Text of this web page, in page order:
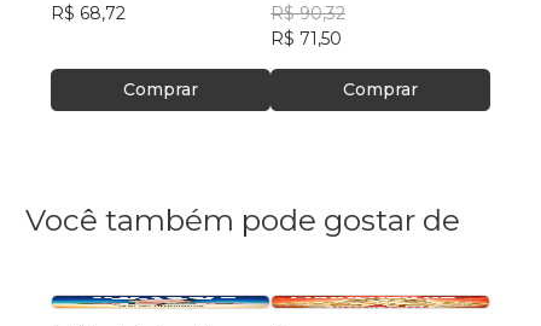
R$ 68,72
Comprar
R$ 90,32
R$ 71,50
Comprar
Você também pode gostar de